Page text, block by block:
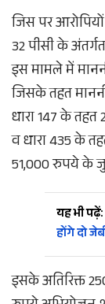
जिस पर
32 पीसी के
इस मामले में
जिसके तहत
धारा 147 के तहत
व धारा 435 के
51,000 रुपये के
यह भी पढ़ें:
होंगे दो
इसके अतिरिक्त